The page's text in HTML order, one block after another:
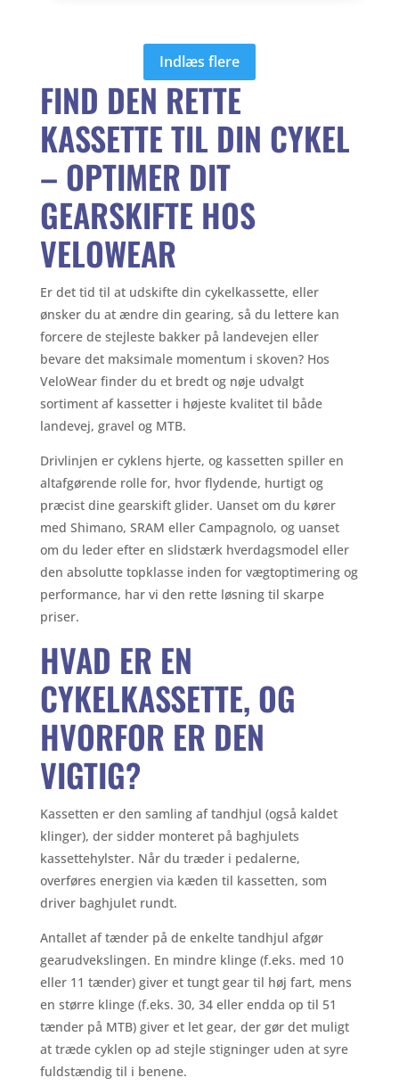
549,00 kr..
er:
399,00 kr..
vælges
Indlæs flere
FIND DEN RETTE
KASSETTE TIL DIN CYKEL
– OPTIMER DIT
GEARSKIFTE HOS
VELOWEAR
Er det tid til at udskifte din cykelkassette, eller
ønsker du at ændre din gearing, så du lettere kan
forcere de stejleste bakker på landevejen eller
bevare det maksimale momentum i skoven? Hos
VeloWear finder du et bredt og nøje udvalgt
sortiment af kassetter i højeste kvalitet til både
landevej, gravel og MTB.
Drivlinjen er cyklens hjerte, og kassetten spiller en
altafgørende rolle for, hvor flydende, hurtigt og
præcist dine gearskift glider. Uanset om du kører
med Shimano, SRAM eller Campagnolo, og uanset
om du leder efter en slidstærk hverdagsmodel eller
den absolutte topklasse inden for vægtoptimering og
performance, har vi den rette løsning til skarpe
priser.
HVAD ER EN
CYKELKASSETTE, OG
HVORFOR ER DEN
VIGTIG?
Kassetten er den samling af tandhjul (også kaldet
klinger), der sidder monteret på baghjulets
kassettehylster. Når du træder i pedalerne,
overføres energien via kæden til kassetten, som
driver baghjulet rundt.
Antallet af tænder på de enkelte tandhjul afgør
gearudvekslingen. En mindre klinge (f.eks. med 10
eller 11 tænder) giver et tungt gear til høj fart, mens
en større klinge (f.eks. 30, 34 eller endda op til 51
tænder på MTB) giver et let gear, der gør det muligt
at træde cyklen op ad stejle stigninger uden at syre
fuldstændig til i benene.